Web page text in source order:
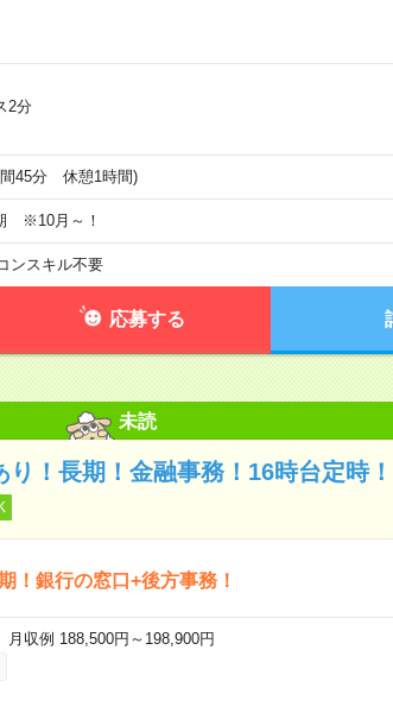
2分
間45分 休憩1時間)
※10月～！
ンスキル不要
応募する
未読
り！長期！金融事務！16時台定時！
！銀行の窓口+後方事務！
収例 188,500円～198,900円